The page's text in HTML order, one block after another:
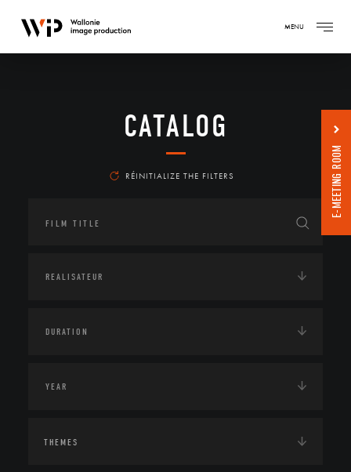
MENU
CATALOG
RÉINITIALIZE THE FILTERS
THEMES
E-MEETING ROOM